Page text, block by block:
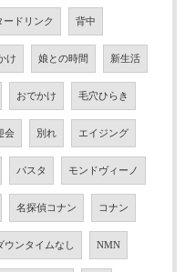
ードリンク 背中
け 娘との時間 新生活
おでかけ 毛穴ひらき
会 別れ エイジング
パスタ モンドヴィーノ
名探偵コナン コナン
ウンタイムなし NMN